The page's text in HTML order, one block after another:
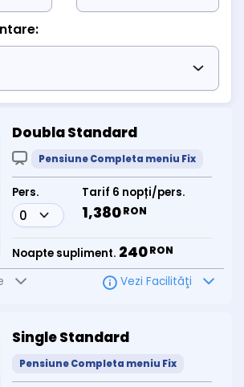
Doubla Standard
Pensiune Completa meniu Fix
Pers. Tarif 6 nopți/pers.
1,380RON
Noapte supliment. 240RON
Vezi Facilităţi
Single Standard
Pensiune Completa meniu Fix